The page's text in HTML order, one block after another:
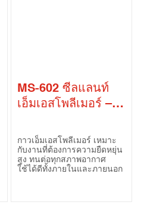
MS-602 ซีลแลนท์
เอ็มเอสโพลีเมอร์ –
602 MS Polymer
Sealant -Low
Modulus)
กาวเอ็มเอสโพลีเมอร์ เหมาะ
กับงานที่ต้องการความยืดหยุ่น
สูง ทนต่อทุกสภาพอากาศ
ใช้ได้ดีทั้งภายในและภายนอก